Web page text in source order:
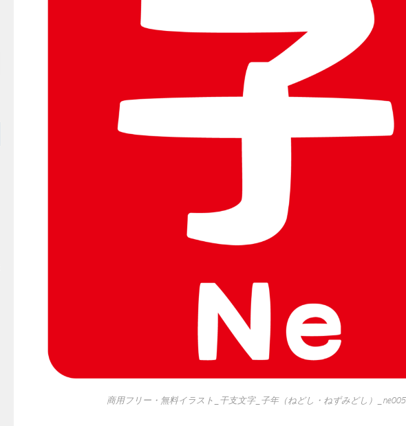
商用フリー・無料イラスト_干支文字_子年（ねどし・ねずみどし）_ne005